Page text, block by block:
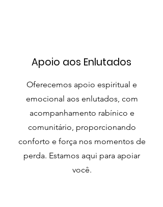
Apoio aos Enlutados
Oferecemos apoio espiritual e
emocional aos enlutados, com
acompanhamento rabínico e
comunitário, proporcionando
conforto e força nos momentos de
perda. Estamos aqui para apoiar
você.